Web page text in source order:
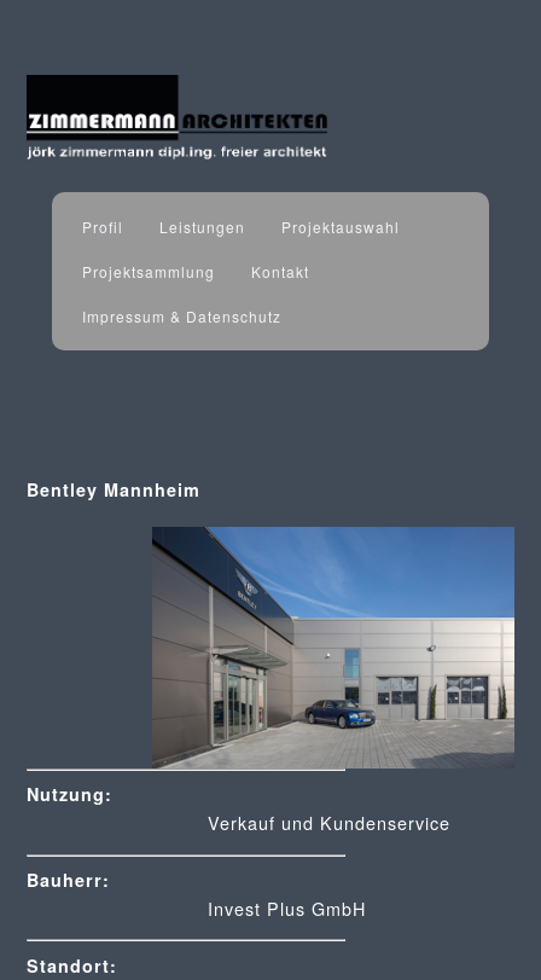
Profil Leistungen Projektauswahl
Projektsammlung Kontakt
Impressum & Datenschutz
Bentley Mannheim
Nutzung:
Verkauf und Kundenservice
Bauherr:
Invest Plus GmbH
Standort: